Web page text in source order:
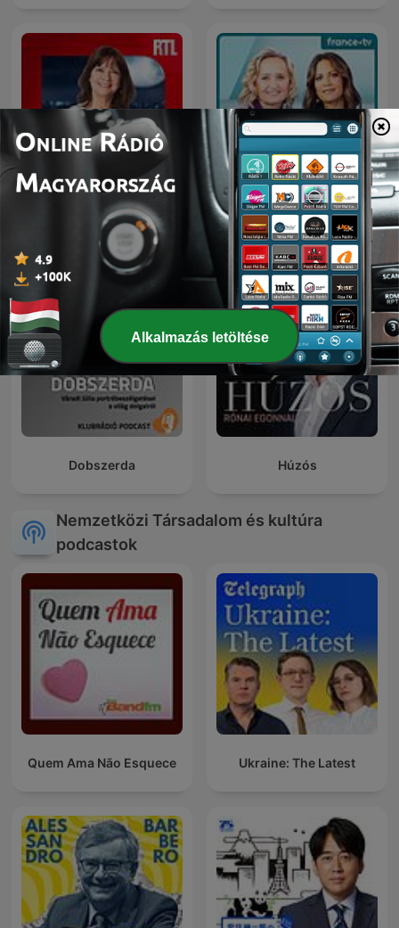
Parlons-nous C dans l'air
Dobszerda Húzós
Nemzetközi Társadalom és kultúra
podcastok
Quem Ama Não Esquece Ukraine: The Latest
Alkalmazás letöltése